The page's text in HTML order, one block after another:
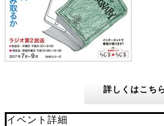
詳しくはこち
イベント詳細